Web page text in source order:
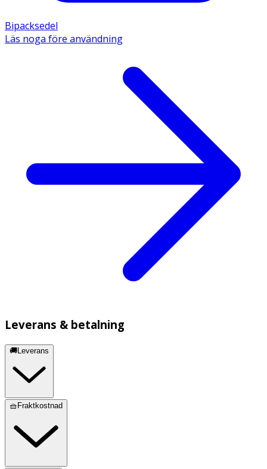
Bipacksedel
Läs noga före användning
Leverans & betalning
🚚Leverans
🧺Fraktkostnad